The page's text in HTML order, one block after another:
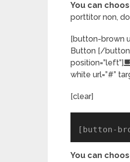
You can
porttitor non,
[button-brown
Button [/
position=”left”]
white url=”#”
[clear]
[ button-
You can